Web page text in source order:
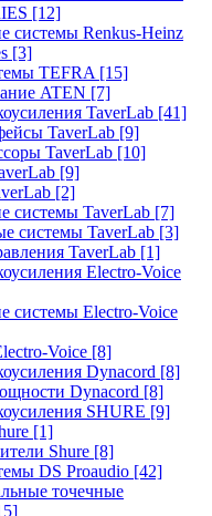
[12]
системы Renkus-Heinz
[3]
TEFRA [15]
ATEN [7]
TaverLab [41]
TaverLab [9]
TaverLab [10]
[9]
[2]
системы TaverLab [7]
системы TaverLab [3]
TaverLab [1]
Electro-Voice
системы Electro-Voice
Voice [8]
Dynacord [8]
Dynacord [8]
SHURE [9]
[1]
Shure [8]
DS Proaudio [42]
точечные